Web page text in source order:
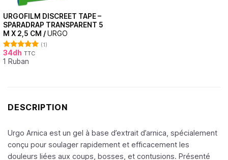
URGOFILM DISCREET TAPE –
SPARADRAP TRANSPARENT 5
M X 2,5 CM /URGO
Note5.00
sur 5
(1)
34dh TTC
1 Ruban
DESCRIPTION
Urgo Arnica est un gel à base d’extrait d’arnica, spécialement
conçu pour soulager rapidement et efficacement les
douleurs liées aux coups, bosses, et contusions. Présenté